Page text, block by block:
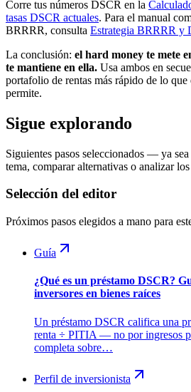
Corre tus números DSCR en la
tasas DSCR actuales. Para el manual
BRRRR, consulta Estrategia BRRRR y
La conclusión: el hard money te mete
te mantiene en ella. Usa ambos en
portafolio de rentas más rápido de lo
permite.
Sigue explorando
Siguientes pasos seleccionados — ya
tema, comparar alternativas o analizar
Selección del editor
Próximos pasos elegidos a mano para
Guía
¿Qué es un préstamo DSCR?
inversores en bienes raíces
Un préstamo DSCR califica una
renta ÷ PITIA — no por ingresos
completa sobre…
Perfil de inversionista